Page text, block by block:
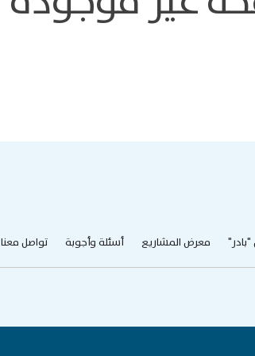
معرض المشاريع أسئلة وأجوبة تواصل معنا